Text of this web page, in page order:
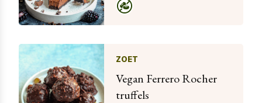
ZOET
Vegan Ferrero Rocher
truffels